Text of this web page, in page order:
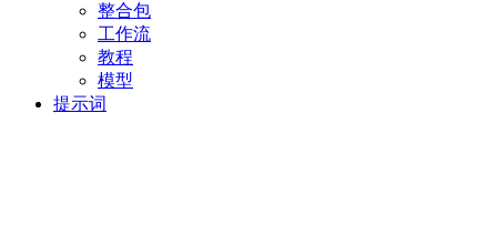
整合包
工作流
教程
模型
提示词